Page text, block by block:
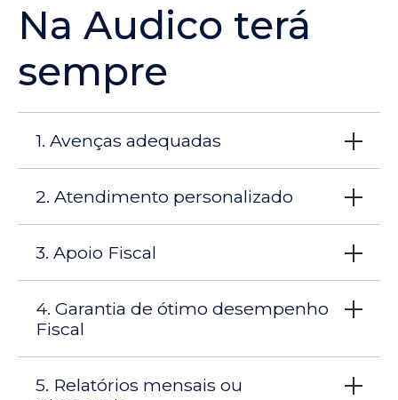
Na Audico terá
sempre
1. Avenças adequadas
2. Atendimento personalizado
3. Apoio Fiscal
4. Garantia de ótimo desempenho
Fiscal
5. Relatórios mensais ou